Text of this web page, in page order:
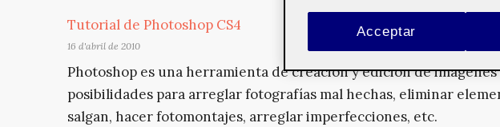
Tutorial de Photoshop CS4
16 d'abril de 2010
Photoshop es una herramienta de creación y edición de
posibilidades para arreglar fotografías mal hechas, eliminar
salgan, hacer fotomontajes, arreglar imperfecciones, etc.
Acceptar